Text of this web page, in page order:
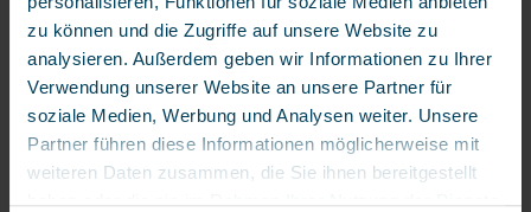
zu können und die Zugriffe auf unsere Website zu
analysieren. Außerdem geben wir Informationen zu Ihrer
Verwendung unserer Website an unsere Partner für
soziale Medien, Werbung und Analysen weiter. Unsere
Partner führen diese Informationen möglicherweise mit
weiteren Daten zusammen, die Sie ihnen bereitgestellt
haben oder die sie im Rahmen Ihrer Nutzung der Dienste
Druckluft-Überwachung AirPure MONITOR